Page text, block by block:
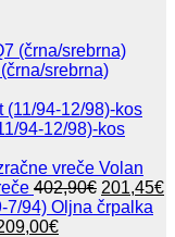
srebrna)
94-12/98)-kos
Volan
402,90€ Izvirna
cena
201,45€
Oljna črpalka
€Trenutna